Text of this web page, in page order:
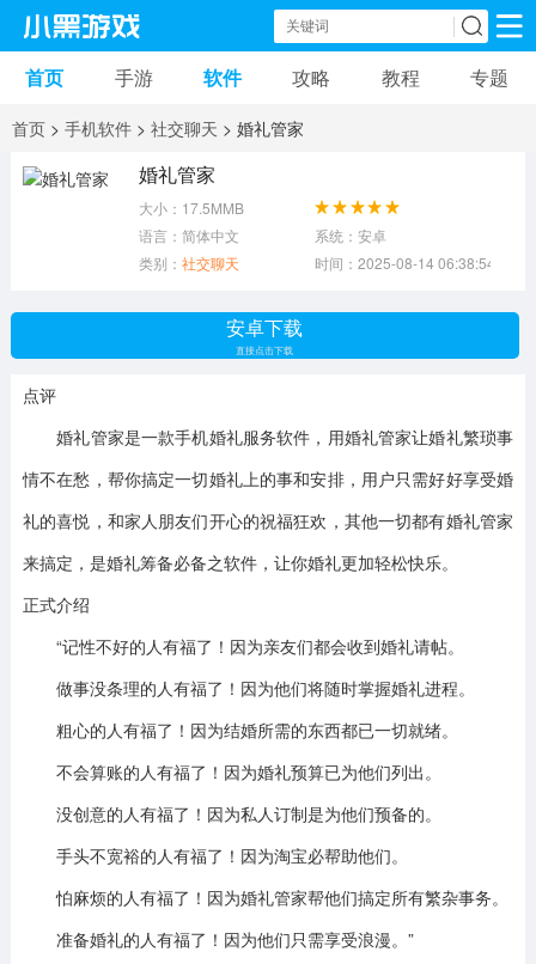
手机游戏 手机软件
卡牌游戏
音乐游戏 传奇游戏
模拟游戏
首页 手游 软件 攻略 教程 专题
首页 > 手机软件 > 社交聊天 > 婚礼管家
婚礼管家
大小：17.5MMB
语言：简体中文
系统：安卓
类别： 社交聊天 时间：2025-08-14 06:38:54
安卓下载
直接点击下载
点评
婚礼管家是一款手机婚礼服务软件，用婚礼管家让婚礼繁琐事
情不在愁，帮你搞定一切婚礼上的事和安排，用户只需好好享受婚
礼的喜悦，和家人朋友们开心的祝福狂欢，其他一切都有婚礼管家
来搞定，是婚礼筹备必备之软件，让你婚礼更加轻松快乐。
正式介绍
“记性不好的人有福了！因为亲友们都会收到婚礼请帖。
做事没条理的人有福了！因为他们将随时掌握婚礼进程。
粗心的人有福了！因为结婚所需的东西都已一切就绪。
不会算账的人有福了！因为婚礼预算已为他们列出。
没创意的人有福了！因为私人订制是为他们预备的。
手头不宽裕的人有福了！因为淘宝必帮助他们。
怕麻烦的人有福了！因为婚礼管家帮他们搞定所有繁杂事务。
准备婚礼的人有福了！因为他们只需享受浪漫。”